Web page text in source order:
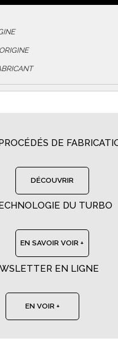
DE
DÉCOUVRIR
DU TURBO
EN SAVOIR VOIR +
EN LIGNE
EN VOIR +